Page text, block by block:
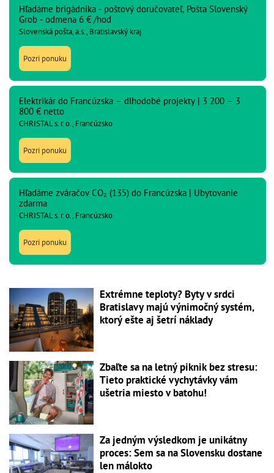
Hľadáme brigádnika - poštový doručovateľ, Pošta Slovenský
Grob - odmena 6 € /hod
Slovenská pošta, a.s., Bratislavský kraj
Pozri ponuku
Elektrikár do Francúzska – dlhodobé projekty | 3 200 – 3
800 € netto
CHRISTAL s. r. o., Francúzsko
Pozri ponuku
Hľadáme zváračov CO₂ (135) do Francúzska | Ubytovanie
zdarma
CHRISTAL s. r. o., Francúzsko
Pozri ponuku
Extrémne teploty? Byty v srdci
Bratislavy majú výnimočný systém,
ktorý ešte aj šetrí náklady
Zbaľte sa na letný piknik bez stresu:
Tieto praktické vychytávky vám
ušetria miesto v batohu!
Za jedným výsledkom je unikátny
proces: Sem sa na Slovensku dostane
len málokto